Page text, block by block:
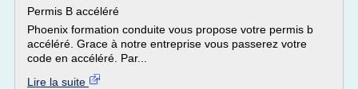
Permis B accéléré
Phoenix formation conduite vous propose votre permis b
accéléré. Grace à notre entreprise vous passerez votre
code en accéléré. Par...
Lire la suite